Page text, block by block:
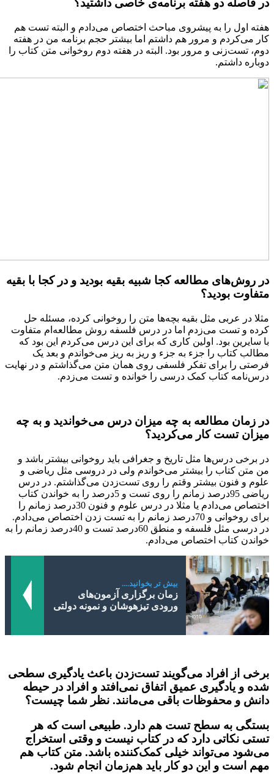
در فاصله دو هفته برنامه‌ی خاصی داشتید؟
هفته اول را به پیشروی مباحث اختصاص می‌دادم و البته تست هم
کار می‌کردم و مرور هم داشتم اما بیشتر حجم برنامه من در هفته
دوم، تست‌زنی و مرور بود. البته در هفته دوم روخوانی متن کتاب را
دوباره داشتم.
در روش‌های مطالعه کجا شبیه بقیه بودید و در کجا با بقیه
متفاوت بودید؟
مثلا در عربی مثل بقیه بچه‌ها متن را روخوانی کرده، مسئله حل
کرده و تست می‌زدم اما در درس فلسفه روش مطالعه‌ام متفاوت
با سایرین بود. اولین کاری که برای این درس می‌کردم این بود که
مطالب کتاب را جزء به جزء و ریز به ریز می‌خواندم و بعد یک
فرصتی را برای تفکر فلسفی روی همان متن می‌گذاشتم و در نهایت
درس‌نامه کتاب کمک درسی را خوانده و تست می‌زدم.
در زمان مطالعه به چه میزان درس می‌خواندید و به چه
میزان تست کار می‌کردید؟
در برخی درس‌ها مثل تاریخ و جغرافی باید روخوانی بیشتر باشد و
من متن کتاب را بیشتر می‌خواندم ولی در دروسی مثل ریاضی و
علوم و فنون بیشتر وقتم را روی تست‌زدن می‌گذاشتم. در درس
ریاضی 95درصد زمانم را روی تست و 5درصد را به خواندن کتاب
اختصاص می‌دادم یا مثلا در درس علوم و فنون 30درصد زمانم را
برای روخوانی و 70درصد زمانم را به تست زدن اختصاص می‌دادم.
در درسی مثل فلسفه و منطق 60درصد تست و 40درصد زمانم را به
خواندن کتاب اختصاص می‌دادم.
بیش تر بخوانید....
زمان برگزاری آزمون‌های
ورودی تیزهوشان و نمونه دولتی
برخی از افراد می‌گویند تست‌زدن باعث یادگیری سطحی
شده و یادگیری عمیق اتفاق نمی‌افتد و افراد در حیطه
دانش و محفوظات باقی می‌مانند. نظر شما چیست؟
بستگی به سطح تست هم دارد. طبیعی است که هر
تستی نکاتی دارد که در کتاب نیست و وقتی استخراج
می‌شود می‌تواند خیلی کمک‌کننده باشد. متن کتاب هم
مهم است و این دو کار باید هم‌زمان انجام شود.